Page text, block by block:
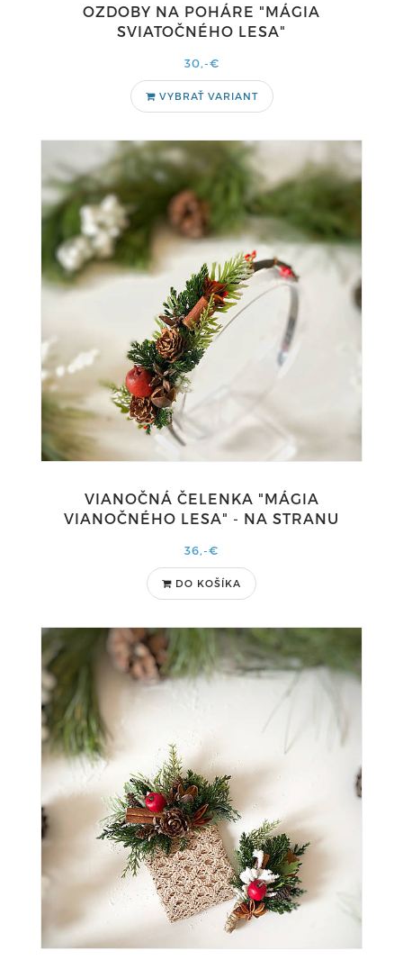
OZDOBY NA POHÁRE "MÁGIA
SVIATOČNÉHO LESA"
30,-€
VYBRAŤ VARIANT
VIANOČNÁ ČELENKA "MÁGIA
VIANOČNÉHO LESA" - NA STRANU
36,-€
DO KOŠÍKA